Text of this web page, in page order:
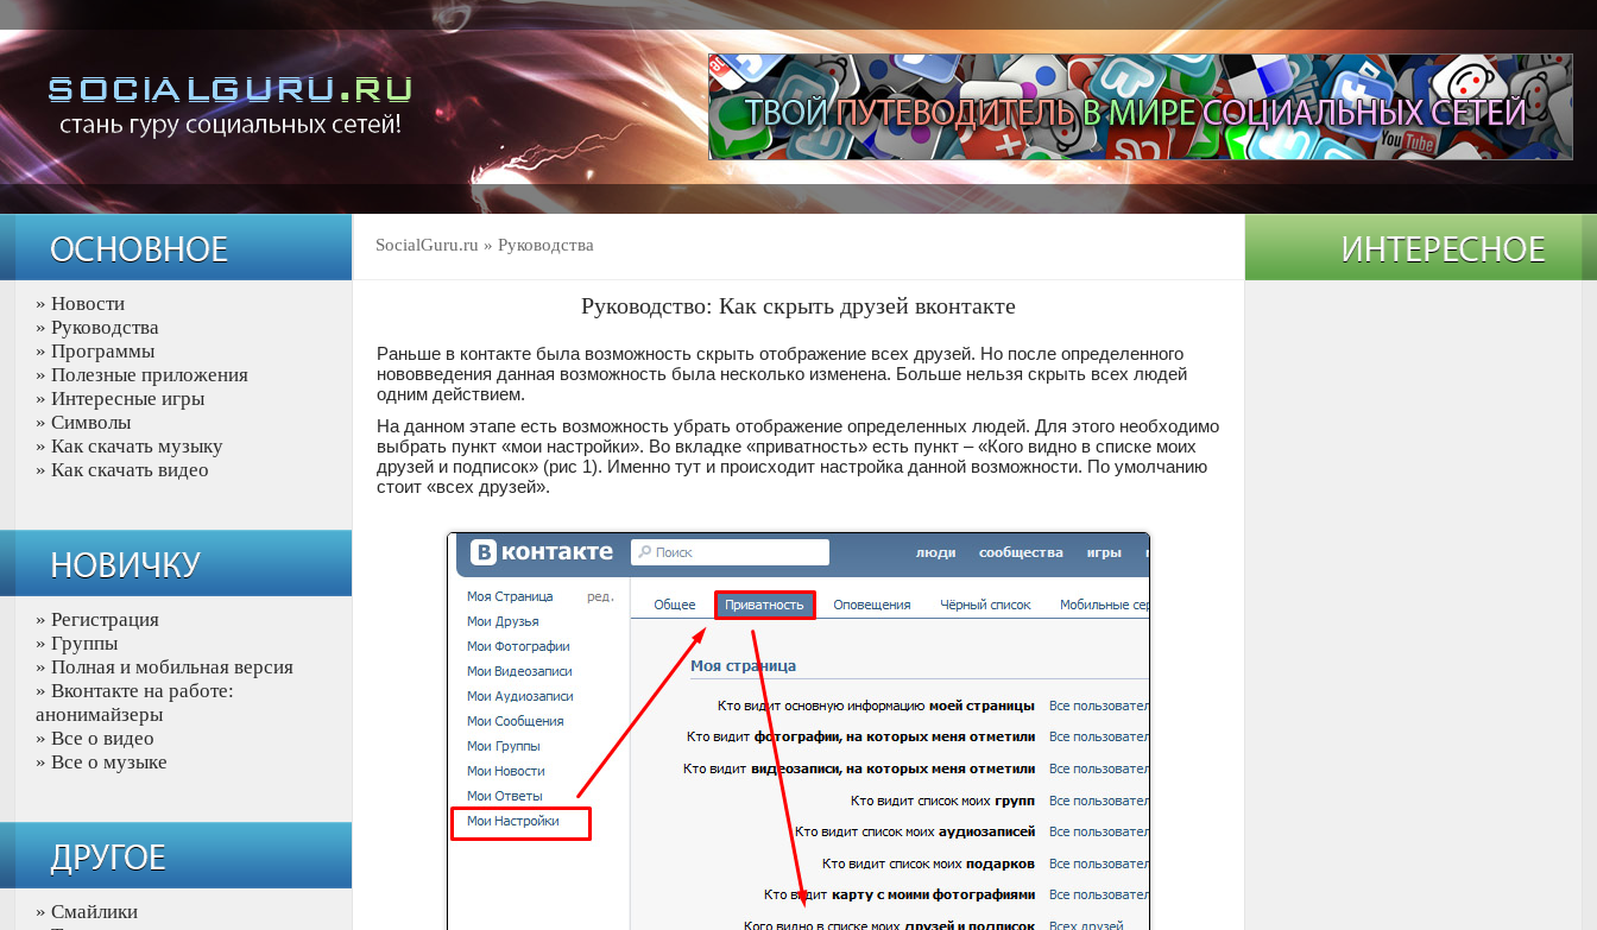
» Новости
» Руководства
» Программы
» Полезные приложения
» Интересные игры
» Символы
» Как скачать музыку
» Как скачать видео
» Регистрация
» Группы
» Полная и мобильная версия
» Вконтакте на работе:
анонимайзеры
» Все о видео
» Все о музыке
» Смайлики
SocialGuru.ru » Руководства
Руководство: Как скрыть друзей вконтакте
Раньше в контакте была возможность скрыть отображение всех друзей. Но после определенного
нововведения данная возможность была несколько изменена. Больше нельзя скрыть всех людей
одним действием.
На данном этапе есть возможность убрать отображение определенных людей. Для этого необходимо
выбрать пункт «мои настройки». Во вкладке «приватность» есть пункт – «Кого видно в списке моих
друзей и подписок» (рис 1). Именно тут и происходит настройка данной возможности. По умолчанию
стоит «всех друзей».